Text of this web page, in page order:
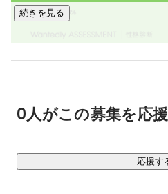
② ライフイノベーションプラッ
・医療機関 / クリニック向けサー
・医療分野のDX推進
ITの力で、医療の現場に新しい
続きを見る
0人がこの募集を応
応援す